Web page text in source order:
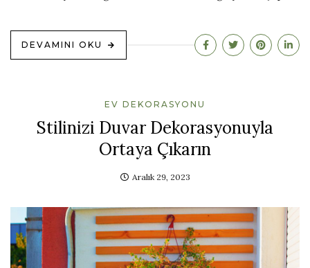
DEVAMINI OKU
EV DEKORASYONU
Stilinizi Duvar Dekorasyonuyla
Ortaya Çıkarın
Aralık 29, 2023